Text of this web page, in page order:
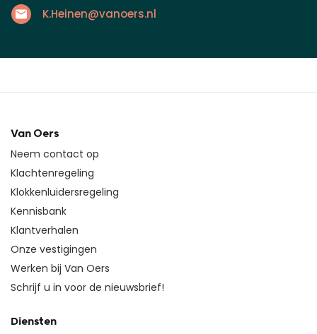
K.Heinen@vanoers.nl
Van Oers
Neem contact op
Klachtenregeling
Klokkenluidersregeling
Kennisbank
Klantverhalen
Onze vestigingen
Werken bij Van Oers
Schrijf u in voor de nieuwsbrief!
Diensten